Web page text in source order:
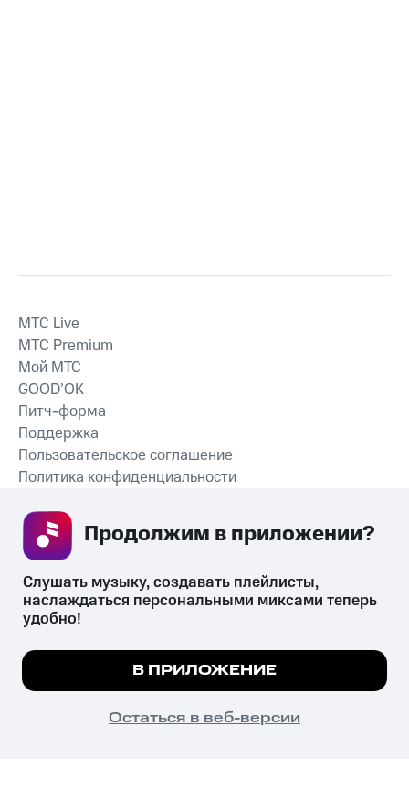
СКАЧАТЬ ПРИЛОЖЕНИЕ
MTС Live
MTС Premium
Мой МТС
GOOD’OK
Питч-форма
Поддержка
Пользовательское соглашение
Политика конфиденциальности
психотропных веществ, их аналогов причиняет вред здоровью,
их незаконный оборот запрещён и влечёт установленную
законодательством ответственность.
© 2026 ООО «КИОН».
Все права защищены
Мы используем куки, чтобы на сайте все
Подробнее
ПОНЯТНО
Слушать музыку, создавать плейлисты,
наслаждаться персональными миксами теперь
удобно!
В ПРИЛОЖЕНИЕ
Остаться в веб-версии